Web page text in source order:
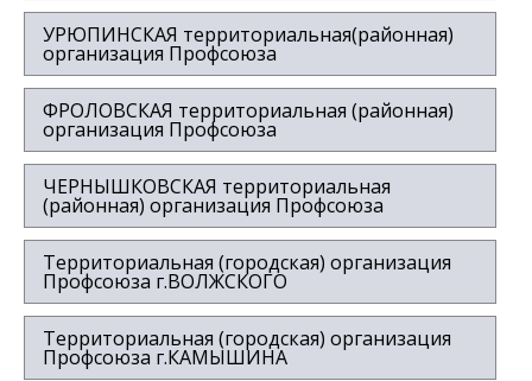
УРЮПИНСКАЯ территориальная(районная)
организация Профсоюза
ФРОЛОВСКАЯ территориальная (районная)
организация Профсоюза
ЧЕРНЫШКОВСКАЯ территориальная
(районная) организация Профсоюза
Территориальная (городская) организация
Профсоюза г.ВОЛЖСКОГО
Территориальная (городская) организация
Профсоюза г.КАМЫШИНА